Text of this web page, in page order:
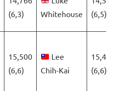
(6,3)
Whitehouse
(6,5)
15,500
(6,6)
Lee
Chih-Kai
15,400
(6,6)